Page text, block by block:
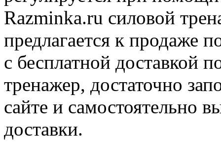
Razminka.ru силовой
предлагается к продаже
с бесплатной доставкой
тренажер, достаточно
сайте и самостоятельно
доставки.